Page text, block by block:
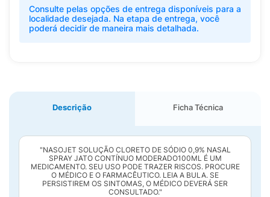
Consulte pelas opções de entrega disponíveis para a
localidade desejada. Na etapa de entrega, você
poderá decidir de maneira mais detalhada.
Descrição Ficha Técnica
"NASOJET SOLUÇÃO CLORETO DE SÓDIO 0,9% NASAL
SPRAY JATO CONTÍNUO MODERADO100ML É UM
MEDICAMENTO. SEU USO PODE TRAZER RISCOS. PROCURE
O MÉDICO E O FARMACÊUTICO. LEIA A BULA. SE
PERSISTIREM OS SINTOMAS, O MÉDICO DEVERÁ SER
CONSULTADO."